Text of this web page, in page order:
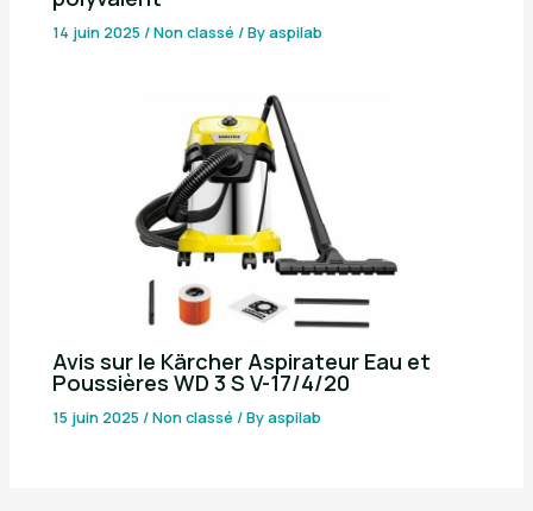
14 juin 2025/Non classé / Byaspilab
Avis sur le Kärcher Aspirateur Eau et
Poussières WD 3 S V-17/4/20
15 juin 2025/Non classé / Byaspilab